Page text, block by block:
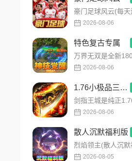
2026-08-06
特色复古专属
2026-08-06
1.76小极品三职业
2026-08-06
散人沉默福利版
2026-08-05